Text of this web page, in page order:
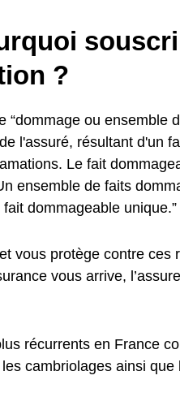
?
“dommage ou ensemble
l'assuré, résultant d'un
Le fait
ensemble de faits
dommageable unique.”
vous protège contre ces
vous arrive,
récurrents en France
cambriolages ainsi que